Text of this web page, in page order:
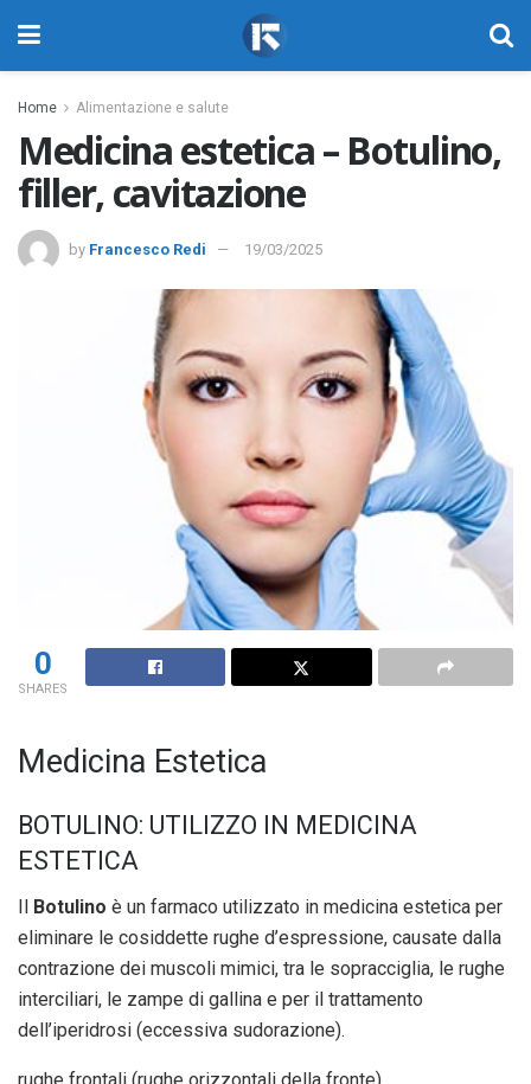
Home Alimentazione e salute
Medicina estetica – Botulino,
filler, cavitazione
by Francesco Redi 19/03/2025
0
SHARES
Medicina Estetica
BOTULINO: UTILIZZO IN MEDICINA
ESTETICA
Il Botulino è un farmaco utilizzato in medicina estetica per
eliminare le cosiddette rughe d’espressione, causate dalla
contrazione dei muscoli mimici, tra le sopracciglia, le rughe
interciliari, le zampe di gallina e per il trattamento
dell’iperidrosi (eccessiva sudorazione).